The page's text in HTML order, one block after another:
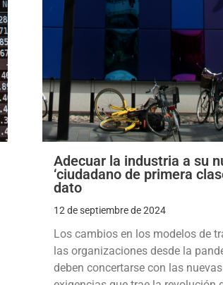
Adecuar la industria a su
‘ciudadano de primera
dato
12 de septiembre de 2024
Los cambios en los modelos de
las organizaciones desde la
deben concertarse con las nuevas